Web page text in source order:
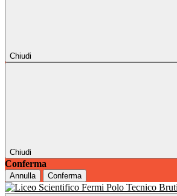
Chiudi
Chiudi
Conferma
Annulla Conferma